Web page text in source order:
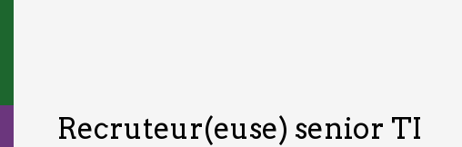
Recruteur(euse) senior TI